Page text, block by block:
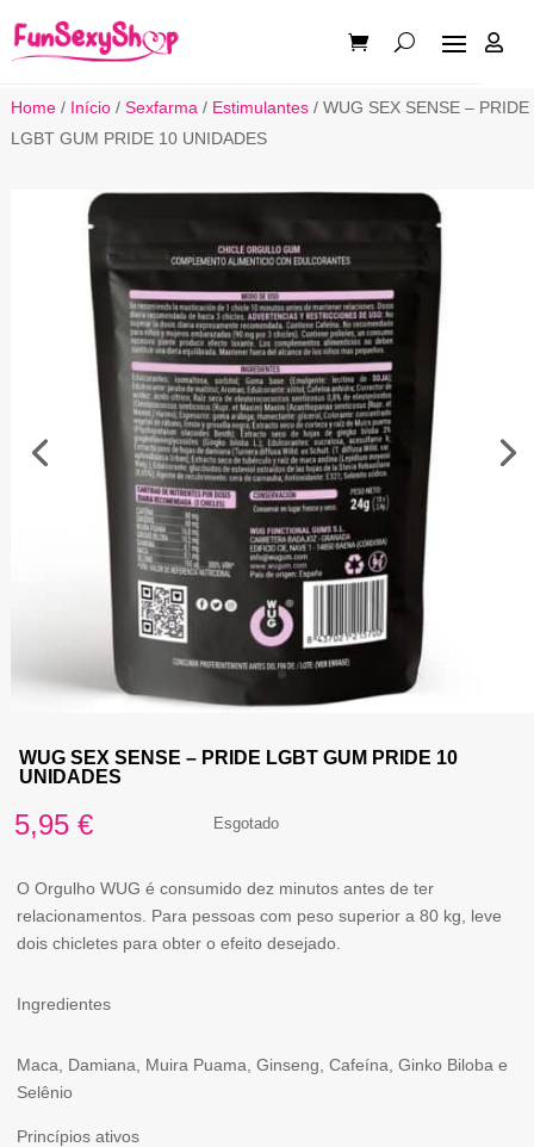

Home/ Início/ Sexfarma / Estimulantes/ WUG SEX SENSE – PRIDE
LGBT GUM PRIDE 10 UNIDADES
WUG SEX SENSE – PRIDE LGBT GUM PRIDE 10
UNIDADES
5,95 € Esgotado
O Orgulho WUG é consumido dez minutos antes de ter
relacionamentos. Para pessoas com peso superior a 80 kg, leve
dois chicletes para obter o efeito desejado.
Ingredientes
Maca, Damiana, Muira Puama, Ginseng, Cafeína, Ginko Biloba e
Selênio
Princípios ativos